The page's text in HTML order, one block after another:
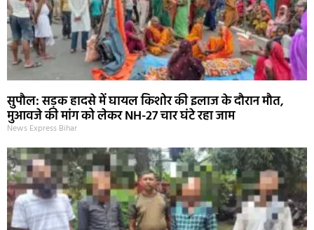
सुपौल: सड़क हादसे में घायल किशोर की इलाज के दौरान मौत,
मुआवजे की मांग को लेकर NH-27 चार घंटे रहा जाम
News Express Bihar